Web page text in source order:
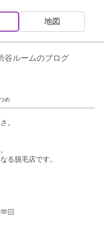
地図
谷ルームのブログ
め
。
る脱毛店です。